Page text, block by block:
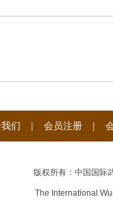
们 | 会员注册 |
版权所有：中国国际
The International